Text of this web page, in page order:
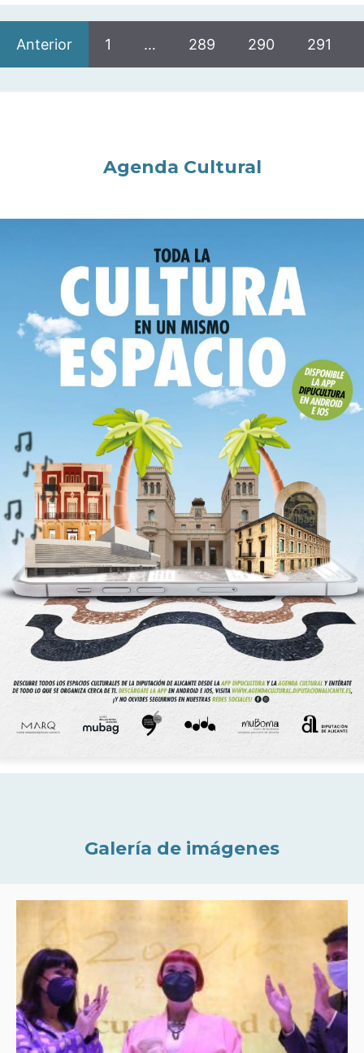
Anterior 1 … 289 290 291
Agenda Cultural
Galería de imágenes